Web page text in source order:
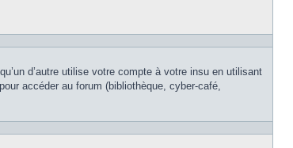
d’autre utilise votre compte à votre insu en utilisant
accéder au forum (bibliothèque, cyber-café,